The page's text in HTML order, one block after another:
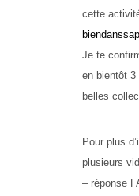
cette
Je te
en bientôt 3
belles
Pour plus
plusieurs
– réponse